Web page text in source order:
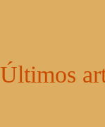
Últimos